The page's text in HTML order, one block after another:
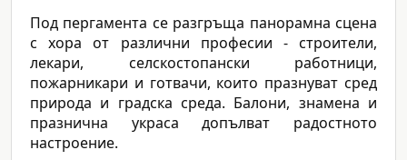
Под пергамента се разгръща панорамна сцена
с хора от различни професии - строители,
лекари, селскостопански работници,
пожарникари и готвачи, които празнуват сред
природа и градска среда. Балони, знамена и
празнична украса допълват радостното
настроение.